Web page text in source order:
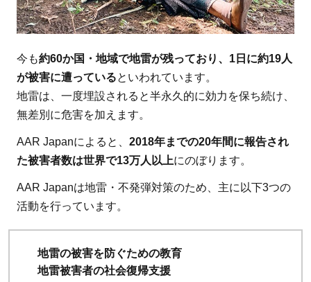
今も約60か国・地域で地雷が残っており、1日に約19人
が被害に遭っているといわれています。
地雷は、一度埋設されると半永久的に効力を保ち続け、
無差別に危害を加えます。
AAR Japanによると、 2018年までの20年間に報告され
た被害者数は世界で13万人以上にのぼります。
AAR Japanは地雷・不発弾対策のため、主に以下3つの
活動を行っています。
地雷の被害を防ぐための教育
地雷被害者の社会復帰支援